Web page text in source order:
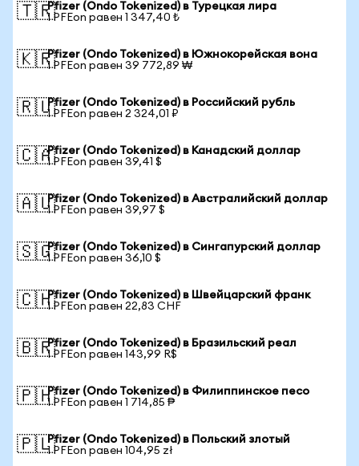
🇹🇷Pfizer (Ondo Tokenized) в Турецкая лира
1 PFEon равен 1 347,40 ₺
🇰🇷Pfizer (Ondo Tokenized) в Южнокорейская вона
1 PFEon равен 39 772,89 ₩
🇷🇺Pfizer (Ondo Tokenized) в Российский рубль
1 PFEon равен 2 324,01 ₽
🇨🇦Pfizer (Ondo Tokenized) в Канадский доллар
1 PFEon равен 39,41 $
🇦🇺Pfizer (Ondo Tokenized) в Австралийский доллар
1 PFEon равен 39,97 $
🇸🇬Pfizer (Ondo Tokenized) в Сингапурский доллар
1 PFEon равен 36,10 $
🇨🇭Pfizer (Ondo Tokenized) в Швейцарский франк
1 PFEon равен 22,83 CHF
🇧🇷Pfizer (Ondo Tokenized) в Бразильский реал
1 PFEon равен 143,99 R$
🇵🇭Pfizer (Ondo Tokenized) в Филиппинское песо
1 PFEon равен 1 714,85 ₱
🇵🇱Pfizer (Ondo Tokenized) в Польский злотый
1 PFEon равен 104,95 zł